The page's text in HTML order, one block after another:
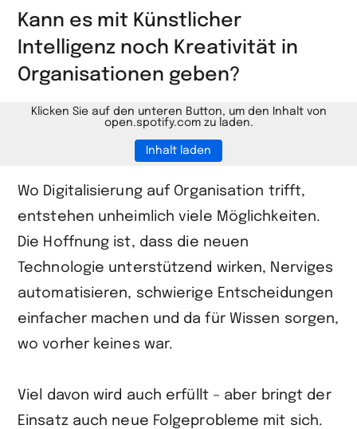
auf
teilen
Kann es mit Künstlicher
Intelligenz noch Kreativität in
Organisationen geben?
Klicken Sie auf den unteren Button, um den Inhalt von
open.spotify.com zu laden.
Inhalt laden
Wo Digitalisierung auf Organisation trifft,
entstehen unheimlich viele Möglichkeiten.
Die Hoffnung ist, dass die neuen
Technologie unterstützend wirken, Nerviges
automatisieren, schwierige Entscheidungen
einfacher machen und da für Wissen sorgen,
wo vorher keines war.
Viel davon wird auch erfüllt – aber bringt der
Einsatz auch neue Folgeprobleme mit sich.